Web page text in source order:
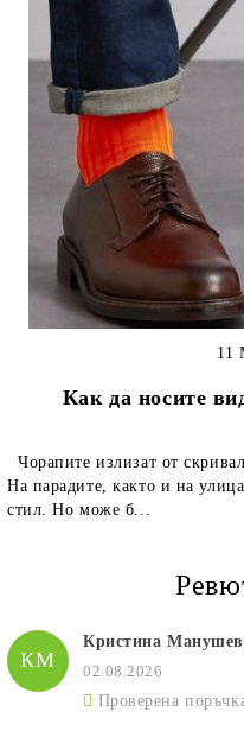
Как да носите
11
Чорапите излизат от
На парадите, както и на
стил. Но може б...
КМ
Кристина
02.08.2026
Проверена